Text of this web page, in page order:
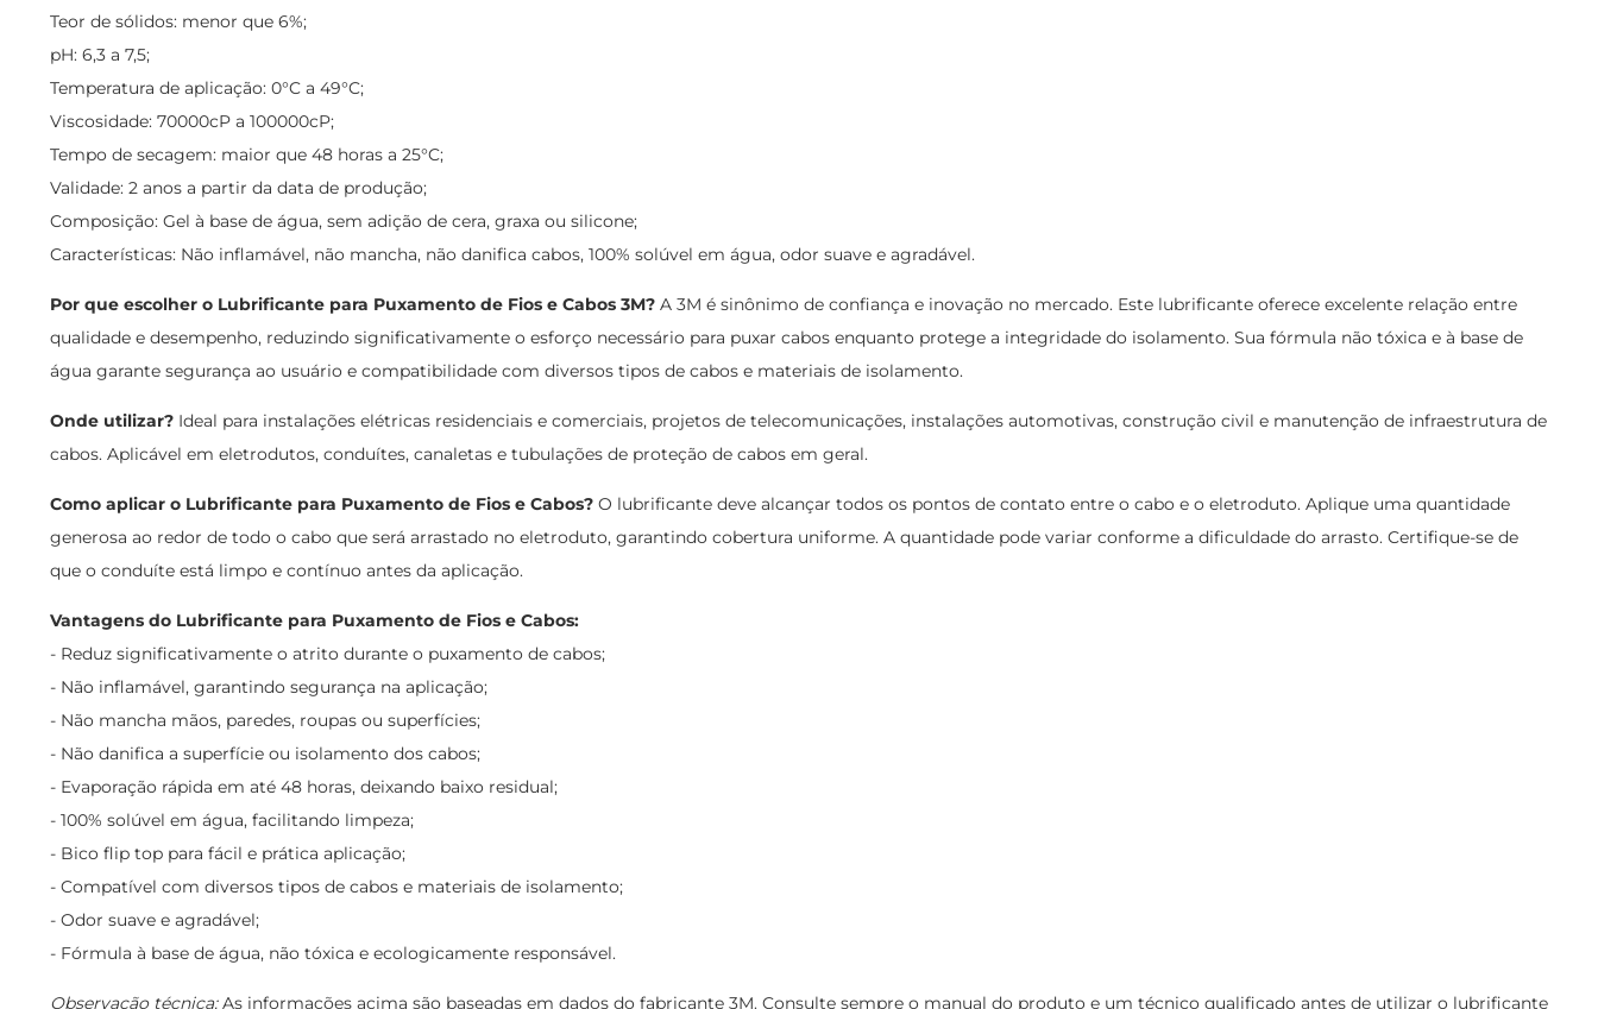
Teor de sólidos: menor que 6%;
pH: 6,3 a 7,5;
Temperatura de aplicação: 0°C a 49°C;
Viscosidade: 70000cP a 100000cP;
Tempo de secagem: maior que 48 horas a 25°C;
Validade: 2 anos a partir da data de produção;
Composição: Gel à base de água, sem adição de cera, graxa ou silicone;
Características: Não inflamável, não mancha, não danifica cabos, 100% solúvel em água, odor suave e agradável.
Por que escolher o Lubrificante para Puxamento de Fios e Cabos 3M? A 3M é sinônimo de confiança e inovação no mercado. Este lubrificante oferece excelente relação entre
qualidade e desempenho, reduzindo significativamente o esforço necessário para puxar cabos enquanto protege a integridade do isolamento. Sua fórmula não tóxica e à base de
água garante segurança ao usuário e compatibilidade com diversos tipos de cabos e materiais de isolamento.
Onde utilizar? Ideal para instalações elétricas residenciais e comerciais, projetos de telecomunicações, instalações automotivas, construção civil e manutenção de infraestrutura de
cabos. Aplicável em eletrodutos, conduítes, canaletas e tubulações de proteção de cabos em geral.
Como aplicar o Lubrificante para Puxamento de Fios e Cabos? O lubrificante deve alcançar todos os pontos de contato entre o cabo e o eletroduto. Aplique uma quantidade
generosa ao redor de todo o cabo que será arrastado no eletroduto, garantindo cobertura uniforme. A quantidade pode variar conforme a dificuldade do arrasto. Certifique-se de
que o conduíte está limpo e contínuo antes da aplicação.
Vantagens do Lubrificante para Puxamento de Fios e Cabos:
- Reduz significativamente o atrito durante o puxamento de cabos;
- Não inflamável, garantindo segurança na aplicação;
- Não mancha mãos, paredes, roupas ou superfícies;
- Não danifica a superfície ou isolamento dos cabos;
- Evaporação rápida em até 48 horas, deixando baixo residual;
- 100% solúvel em água, facilitando limpeza;
- Bico flip top para fácil e prática aplicação;
- Compatível com diversos tipos de cabos e materiais de isolamento;
- Odor suave e agradável;
- Fórmula à base de água, não tóxica e ecologicamente responsável.
Observação técnica:As informações acima são baseadas em dados do fabricante 3M. Consulte sempre o manual do produto e um técnico qualificado antes de utilizar o lubrificante